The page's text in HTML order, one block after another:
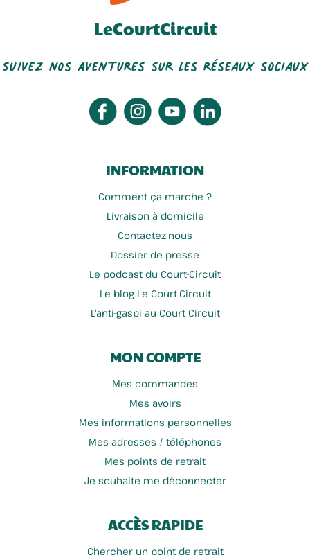
La Ferme Des Mions La Ferme De La Casseline
LeCourtCircuit
Suivez nos aventures sur les réseaux sociaux
INFORMATION
Comment ça marche ?
Livraison à domicile
Contactez-nous
Dossier de presse
Le podcast du Court-Circuit
Le blog Le Court-Circuit
L'anti-gaspi au Court Circuit
MON COMPTE
Mes commandes
Mes avoirs
Mes informations personnelles
Mes adresses / téléphones
Mes points de retrait
Je souhaite me déconnecter
ACCÈS RAPIDE
Chercher un point de retrait